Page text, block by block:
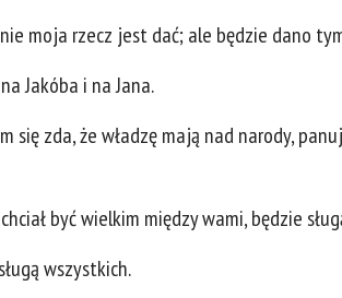
moja rzecz jest dać; ale będzie dano
Jakóba i na Jana.
się zda, że władzę mają nad narody,
być wielkim między wami, będzie
wszystkich.